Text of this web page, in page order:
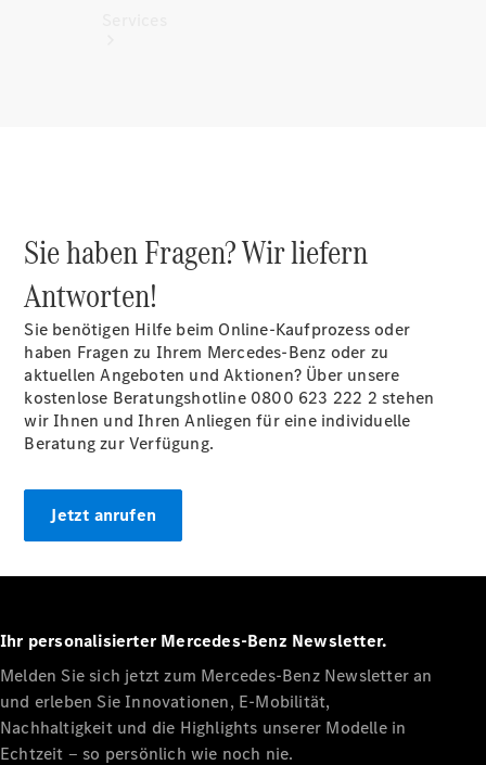
Ladelösungen
Servicetermin
vereinbaren
Service &
Reparatur
Pannen- &
Schadenhilfe
Miete
Mercedes-
Benz Apps
Sie haben Fragen? Wir liefern
Antworten!
Sie benötigen Hilfe beim Online-Kaufprozess oder
haben Fragen zu Ihrem Mercedes-Benz oder zu
aktuellen Angeboten und Aktionen? Über unsere
kostenlose Beratungshotline 0800 623 222 2 stehen
wir Ihnen und Ihren Anliegen für eine individuelle
Beratung zur Verfügung.
Jetzt anrufen
Ihr personalisierter Mercedes-Benz Newsletter.
Melden Sie sich jetzt zum Mercedes-Benz Newsletter an
und erleben Sie Innovationen, E-Mobilität,
Nachhaltigkeit und die Highlights unserer Modelle in
Echtzeit ‒ so persönlich wie noch nie.